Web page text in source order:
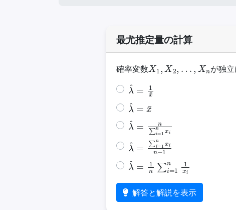
最尤推定量の計算
確率変数 が独
λ 1x
λ
x¯
λ
λ
∑i= nx
λ
1n ∑i=1 1
解答と解説を表示